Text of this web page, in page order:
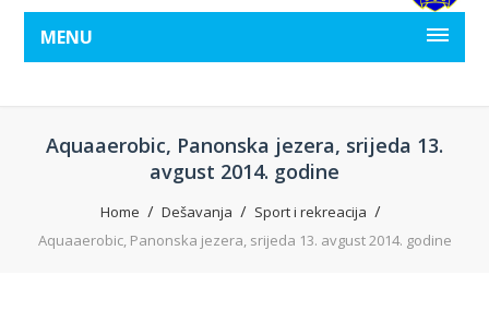
MENU
Aquaaerobic, Panonska jezera, srijeda 13.
avgust 2014. godine
Home Dešavanja
Sport i rekreacija
Aquaaerobic, Panonska jezera, srijeda 13. avgust 2014. godine